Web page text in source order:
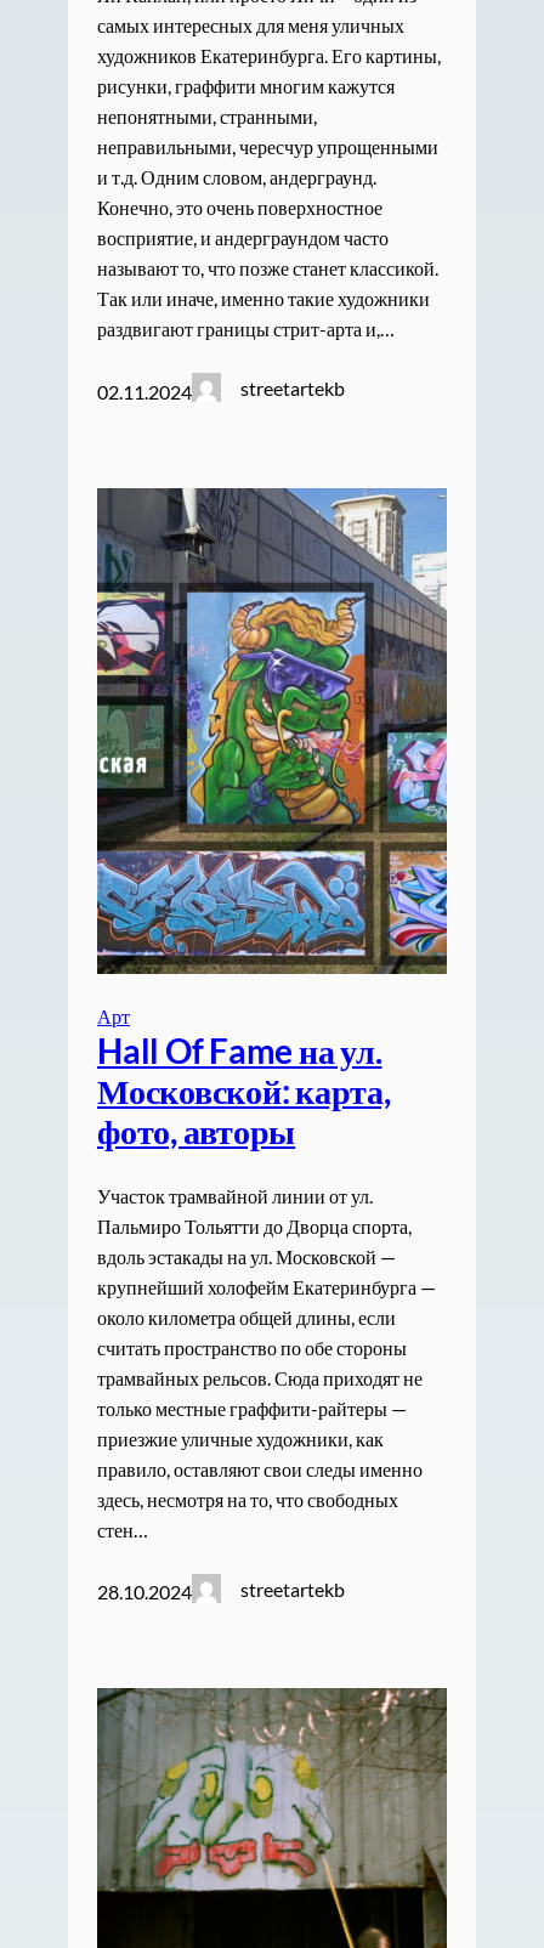
самых интересных для меня уличных
художников Екатеринбурга. Его картины,
рисунки, граффити многим кажутся
непонятными, странными,
неправильными, чересчур упрощенными
и т.д. Одним словом, андерграунд.
Конечно, это очень поверхностное
восприятие, и андерграундом часто
называют то, что позже станет классикой.
Так или иначе, именно такие художники
раздвигают границы стрит-арта и,…
02.11.2024 streetartekb
Арт
Hall Of Fame на ул.
Московской: карта,
фото, авторы
Участок трамвайной линии от ул.
Пальмиро Тольятти до Дворца спорта,
вдоль эстакады на ул. Московской —
крупнейший холофейм Екатеринбурга —
около километра общей длины, если
считать пространство по обе стороны
трамвайных рельсов. Сюда приходят не
только местные граффити-райтеры —
приезжие уличные художники, как
правило, оставляют свои следы именно
здесь, несмотря на то, что свободных
стен…
28.10.2024 streetartekb